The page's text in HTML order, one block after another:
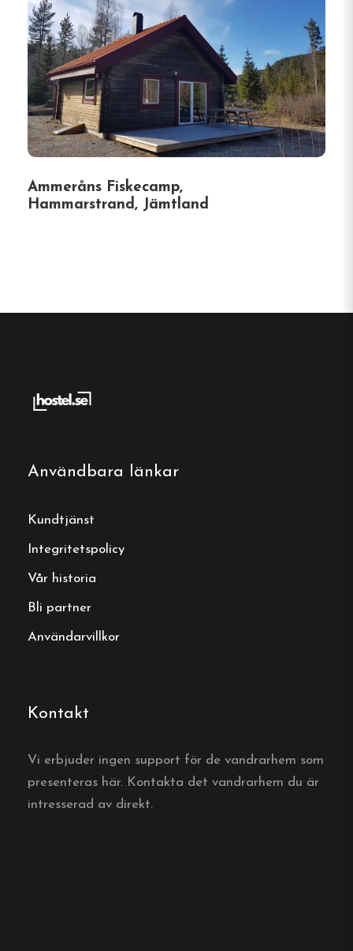
Ammeråns Fiskecamp,
Hammarstrand, Jämtland
Användbara länkar
Kundtjänst
Integritetspolicy
Vår historia
Bli partner
Användarvillkor
Kontakt
Vi erbjuder ingen support för de vandrarhem som
presenteras här. Kontakta det vandrarhem du är
intresserad av direkt.